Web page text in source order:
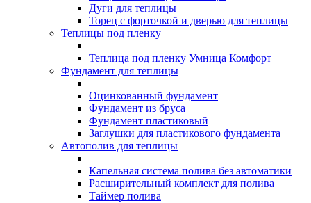
Дуги для теплицы
Торец с форточкой и дверью для теплицы
Теплицы под пленку
Теплица под пленку Умница Комфорт
Фундамент для теплицы
Оцинкованный фундамент
Фундамент из бруса
Фундамент пластиковый
Заглушки для пластикового фундамента
Автополив для теплицы
Капельная система полива без автоматики
Расширительный комплект для полива
Таймер полива